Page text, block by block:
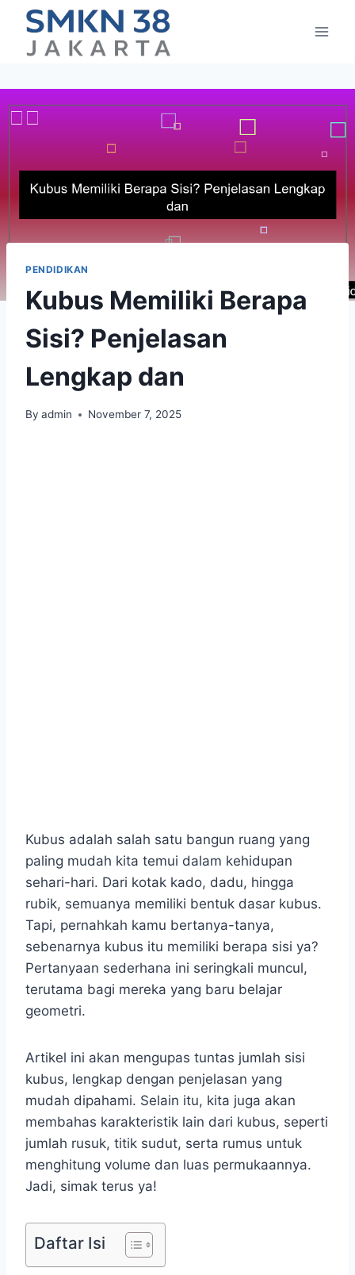
content
PENDIDIKAN
Kubus Memiliki Berapa
Sisi? Penjelasan
Lengkap dan
By admin November 7, 2025
Kubus adalah salah satu bangun ruang yang
paling mudah kita temui dalam kehidupan
sehari-hari. Dari kotak kado, dadu, hingga
rubik, semuanya memiliki bentuk dasar kubus.
Tapi, pernahkah kamu bertanya-tanya,
sebenarnya kubus itu memiliki berapa sisi ya?
Pertanyaan sederhana ini seringkali muncul,
terutama bagi mereka yang baru belajar
geometri.
Artikel ini akan mengupas tuntas jumlah sisi
kubus, lengkap dengan penjelasan yang
mudah dipahami. Selain itu, kita juga akan
membahas karakteristik lain dari kubus, seperti
jumlah rusuk, titik sudut, serta rumus untuk
menghitung volume dan luas permukaannya.
Jadi, simak terus ya!
Daftar Isi